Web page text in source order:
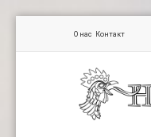
О нас Контакт